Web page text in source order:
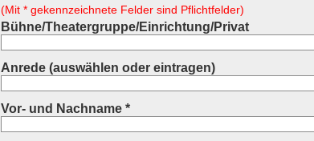
(Mit * gekennzeichnete Felder sind Pflichtfelder)
Bühne/Theatergruppe/Einrichtung/Privat
Anrede (auswählen oder eintragen)
Vor- und Nachname *